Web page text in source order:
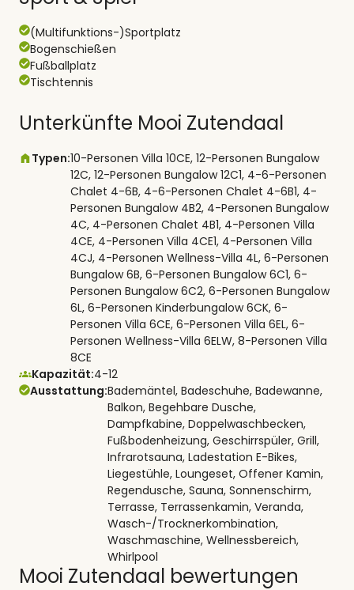
(Multifunktions-)Sportplatz
Bogenschießen
Fußballplatz
Tischtennis
Unterkünfte Mooi Zutendaal
Typen:10-Personen Villa 10CE, 12-Personen Bungalow
12C, 12-Personen Bungalow 12C1, 4-6-Personen
Chalet 4-6B, 4-6-Personen Chalet 4-6B1, 4-
Personen Bungalow 4B2, 4-Personen Bungalow
4C, 4-Personen Chalet 4B1, 4-Personen Villa
4CE, 4-Personen Villa 4CE1, 4-Personen Villa
4CJ, 4-Personen Wellness-Villa 4L, 6-Personen
Bungalow 6B, 6-Personen Bungalow 6C1, 6-
Personen Bungalow 6C2, 6-Personen Bungalow
6L, 6-Personen Kinderbungalow 6CK, 6-
Personen Villa 6CE, 6-Personen Villa 6EL, 6-
Personen Wellness-Villa 6ELW, 8-Personen Villa
8CE
Kapazität:4-12
Ausstattung:Bademäntel, Badeschuhe, Badewanne,
Balkon, Begehbare Dusche,
Dampfkabine, Doppelwaschbecken,
Fußbodenheizung, Geschirrspüler, Grill,
Infrarotsauna, Ladestation E-Bikes,
Liegestühle, Loungeset, Offener Kamin,
Regendusche, Sauna, Sonnenschirm,
Terrasse, Terrassenkamin, Veranda,
Wasch-/Trocknerkombination,
Waschmaschine, Wellnessbereich,
Whirlpool
Mooi Zutendaal bewertungen